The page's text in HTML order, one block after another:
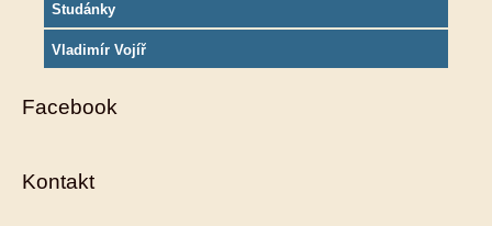
Studánky
Vladimír Vojíř
Facebook
Kontakt